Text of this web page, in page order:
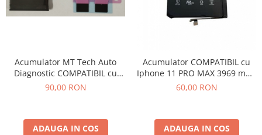
Acumulator MT Tech Auto
Diagnostic COMPATIBIL cu
Iphone 14 3279 mAh Li-Ion
90,00 RON
ADAUGA IN COS
Acumulator COMPATIBIL cu
Iphone 11 PRO MAX 3969 mAh
Li-ion Polymer Bulk
60,00 RON
ADAUGA IN COS